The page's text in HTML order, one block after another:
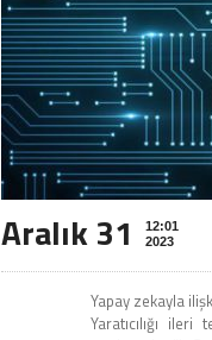
Aralık 31
12:01
2023
Yapay zekayla
Yaratıcılığı